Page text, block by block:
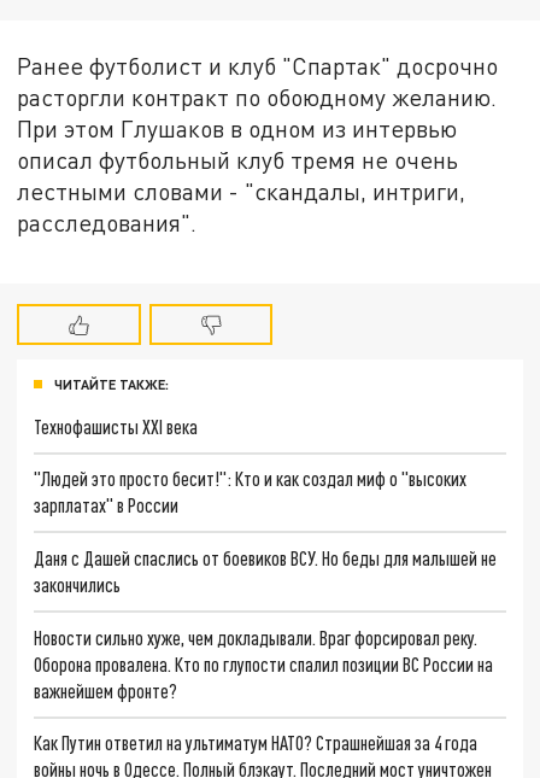
Ранее футболист и клуб "Спартак" досрочно
расторгли контракт по обоюдному желанию.
При этом Глушаков в одном из интервью
описал футбольный клуб тремя не очень
лестными словами - "скандалы, интриги,
расследования".
ЧИТАЙТЕ ТАКЖЕ:
Технофашисты XXI века
"Людей это просто бесит!": Кто и как создал миф о "высоких
зарплатах" в России
Даня с Дашей спаслись от боевиков ВСУ. Но беды для малышей не
закончились
Новости сильно хуже, чем докладывали. Враг форсировал реку.
Оборона провалена. Кто по глупости спалил позиции ВС России на
важнейшем фронте?
Как Путин ответил на ультиматум НАТО? Страшнейшая за 4 года
войны ночь в Одессе. Полный блэкаут. Последний мост уничтожен